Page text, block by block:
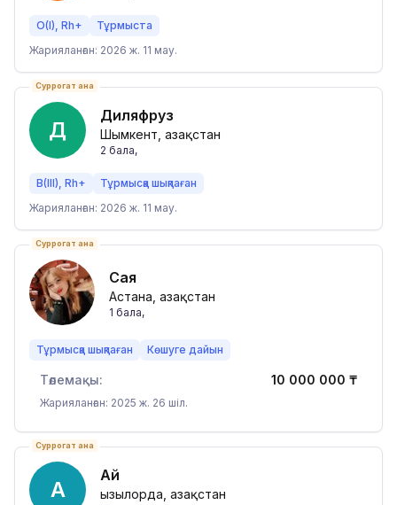
O(I), Rh+
Тұрмыста
Жарияланған: 2026 ж. 11 мау.
Суррогат ана
Д
Диляфруз
Шымкент, Қазақстан
2 бала,
B(III), Rh+
Тұрмысқа шықпаған
Жарияланған: 2026 ж. 11 мау.
Суррогат ана
Сая
Астана, Қазақстан
1 бала,
Тұрмысқа шықпаған Көшуге дайын
Төлемақы: 10 000 000 ₸
Жарияланған: 2025 ж. 26 шіл.
Суррогат ана
А
Ай
Қызылорда, Қазақстан